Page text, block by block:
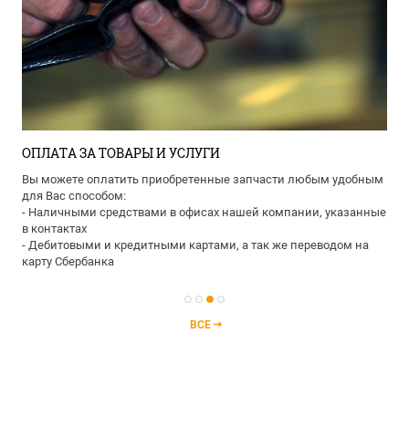
ОПЛАТА ЗА ТОВАРЫ И УСЛУГИ
Вы можете оплатить приобретенные запчасти любым удобным
для Вас способом:
- Наличными средствами в офисах нашей компании, указанные
в контактах
- Дебитовыми и кредитными картами, а так же переводом на
карту Сбербанка
ВСЕ